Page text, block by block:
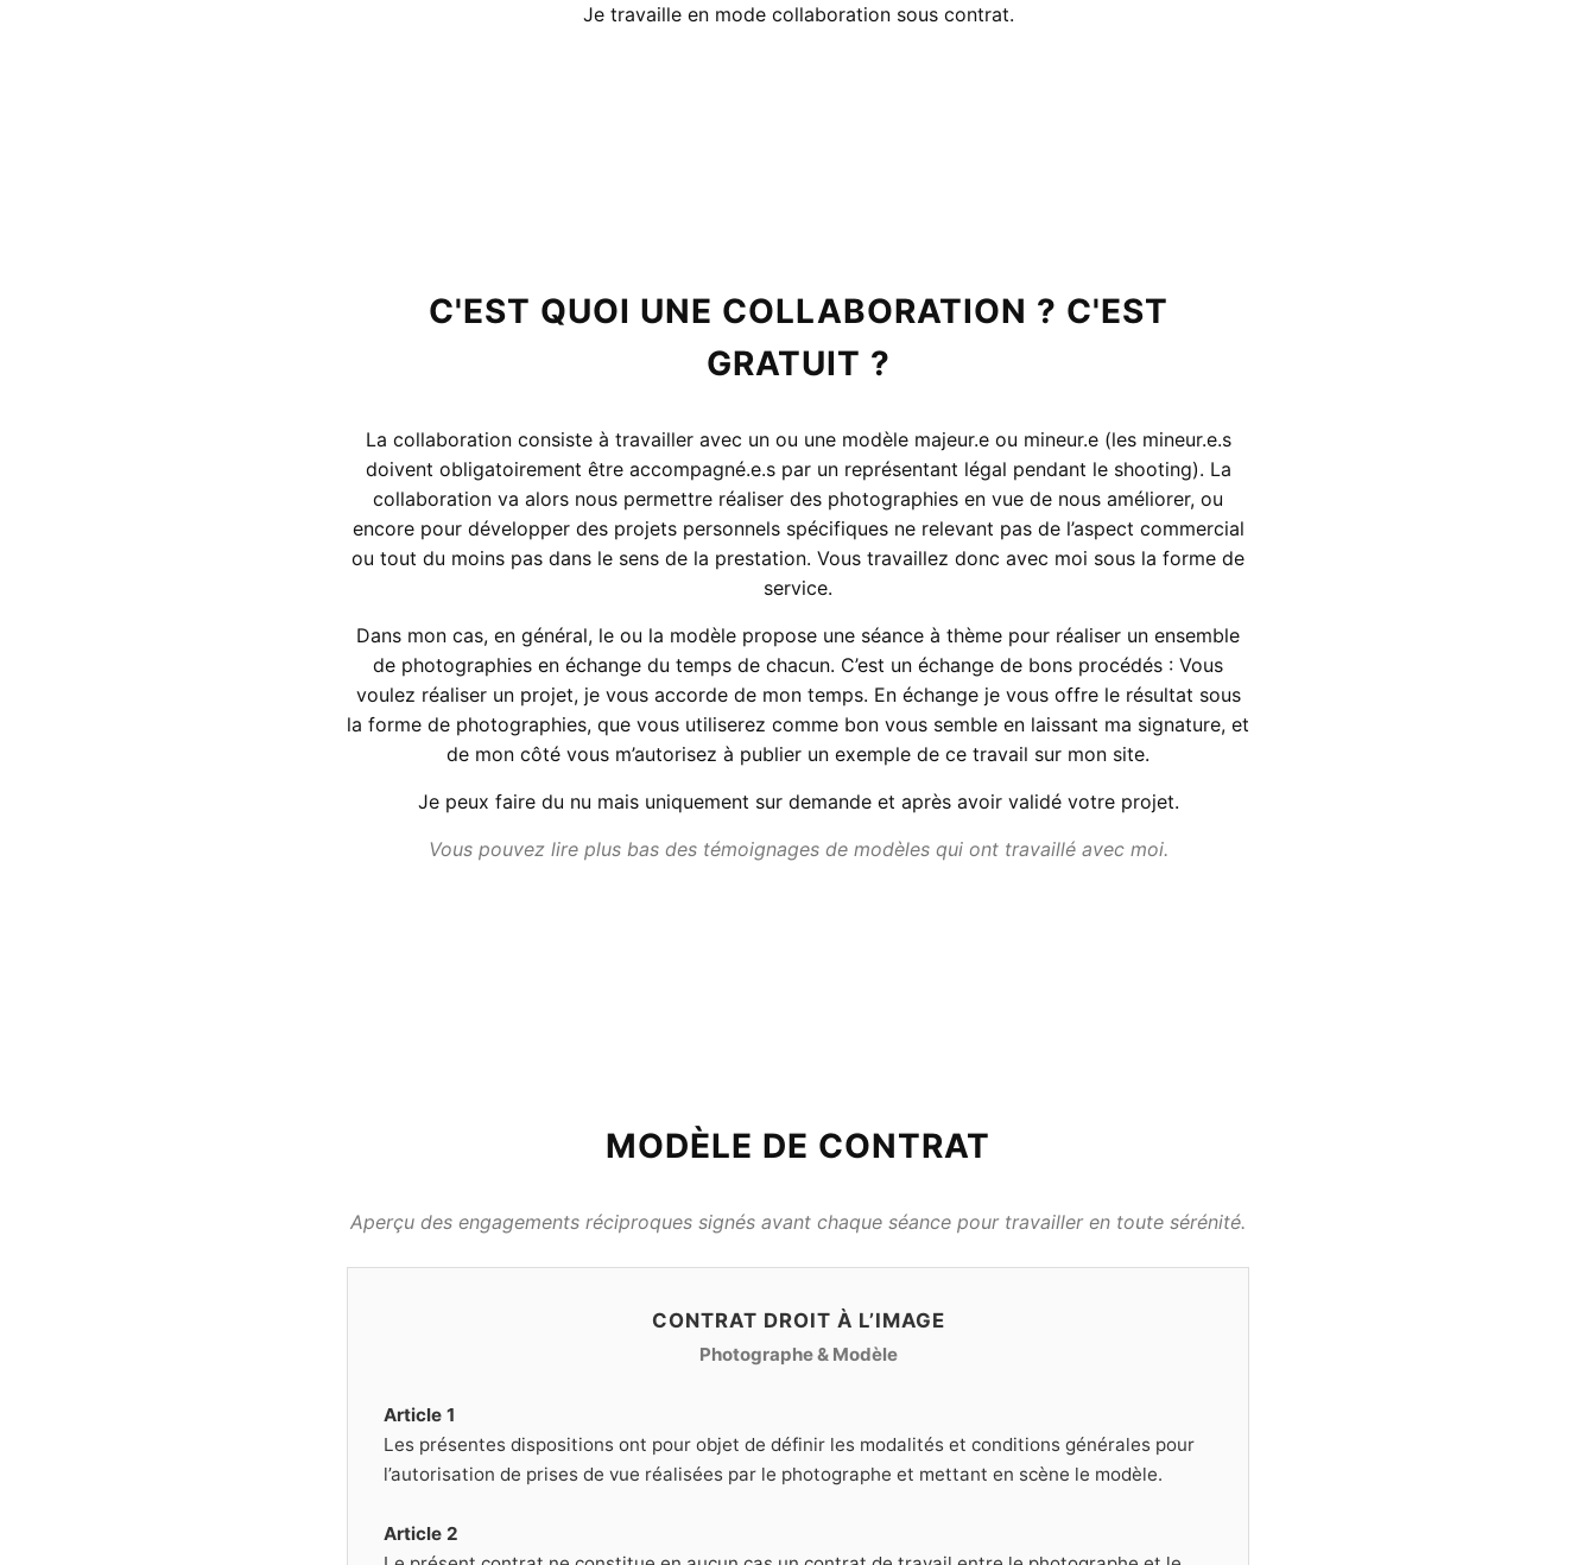
Je travaille en mode collaboration sous contrat.
C'EST QUOI UNE COLLABORATION ? C'EST
GRATUIT ?
La collaboration consiste à travailler avec un ou une modèle majeur.e ou mineur.e (les mineur.e.s
doivent obligatoirement être accompagné.e.s par un représentant légal pendant le shooting). La
collaboration va alors nous permettre réaliser des photographies en vue de nous améliorer, ou
encore pour développer des projets personnels spécifiques ne relevant pas de l’aspect commercial
ou tout du moins pas dans le sens de la prestation. Vous travaillez donc avec moi sous la forme de
service.
Dans mon cas, en général, le ou la modèle propose une séance à thème pour réaliser un ensemble
de photographies en échange du temps de chacun. C’est un échange de bons procédés : Vous
voulez réaliser un projet, je vous accorde de mon temps. En échange je vous offre le résultat sous
la forme de photographies, que vous utiliserez comme bon vous semble en laissant ma signature, et
de mon côté vous m’autorisez à publier un exemple de ce travail sur mon site.
Je peux faire du nu mais uniquement sur demande et après avoir validé votre projet.
Vous pouvez lire plus bas des témoignages de modèles qui ont travaillé avec moi.
MODÈLE DE CONTRAT
Aperçu des engagements réciproques signés avant chaque séance pour travailler en toute sérénité.
CONTRAT DROIT À L’IMAGE
Photographe & Modèle
Article 1
Les présentes dispositions ont pour objet de définir les modalités et conditions générales pour
l’autorisation de prises de vue réalisées par le photographe et mettant en scène le modèle.
Article 2